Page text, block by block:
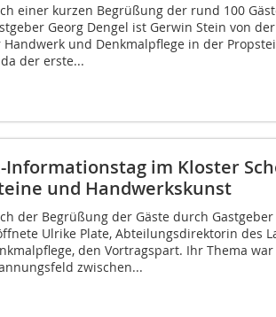
einer kurzen Begrüßung der rund 100
Georg Dengel ist Gerwin Stein von
und Denkmalpflege in der
der erste...
Informationstag im Kloster
und Handwerkskunst
der Begrüßung der Gäste durch Gastgeber
Ulrike Plate, Abteilungsdirektorin des
den Vortragspart. Ihr Thema war
zwischen...